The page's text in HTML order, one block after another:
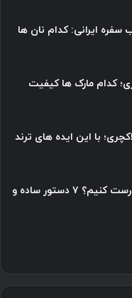
ایرانی: کدام نان ها
کدام مارک ها کیفیت
با این ایده های ترند
چطور نوشیدنی موکتل خانگی بدون الکل درست کنیم؟ ۷ دستور ساده و